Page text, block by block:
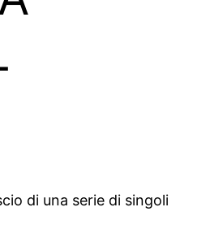
di una serie di singoli